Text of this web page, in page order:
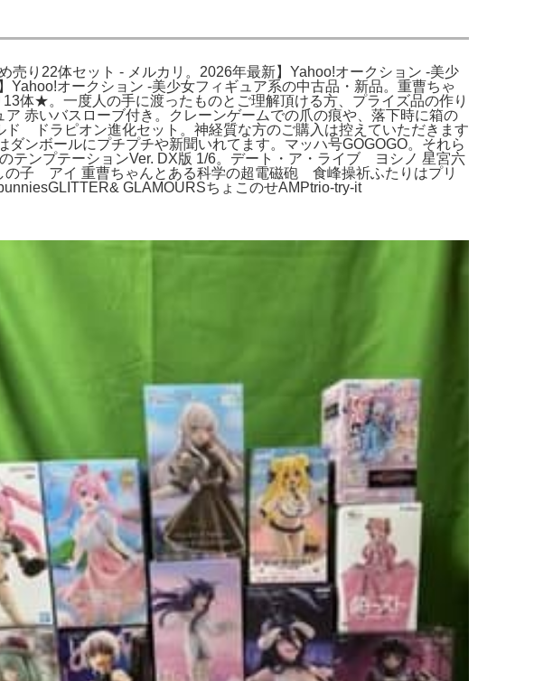
り22体セット - メルカリ。2026年最新】Yahoo!オークション -美少
オークション -美少女フィギュア系の中古品・新品。重曹ちゃ
体★。一度人の手に渡ったものとご理解頂ける方、プライズ品の作り
赤いバスローブ付き。クレーンゲームでの爪の痕や、落下時に箱の
ドラピオン進化セット。神経質な方のご購入は控えていただきます
ンボールにプチプチや新聞いれてます。マッハ号GOGOGO。それら
テンプテーションVer. DX版 1/6。デート・ア・ライブ ヨシノ 星宮六
アイ 重曹ちゃんとある科学の超電磁砲 食峰操祈ふたりはプリ
GLAMOURSちょこのせAMPtrio-try-it